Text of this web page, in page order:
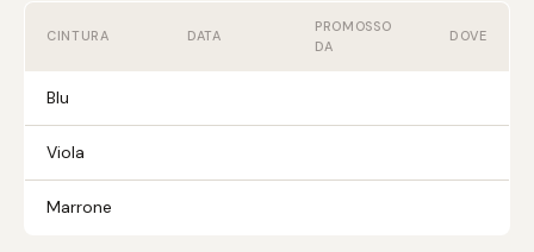
CINTURA DATA
PROMOSSO
DA
DOVE
Blu
Viola
Marrone